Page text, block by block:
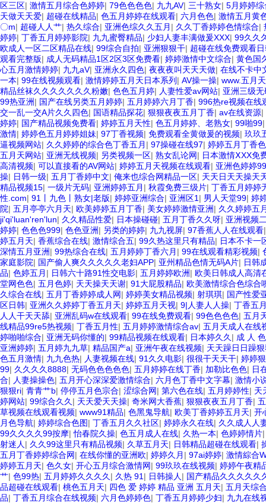
区三区| 激情五月综合色婷婷| 79色色色色| 九九AV| 三十熟女| 5月婷婷综
天做天天爱| 超碰在线精品| 色五月婷婷在线观看| 六月色色| 激情五月黄
〇m| 超碰人人艹| 热久综合| 亚洲色综久久五月 | 久久丁香婷婷色情综合|
婷婷| 丁香五月婷婷影院| 九九蜜臀精品| 少妇人妻丰满做爰XXX| 99久久
欧成人一区二区精品在线| 99综合自拍| 亚洲狠狠干| 超碰在线免费观看
观看完整版| 成人无码精品1区2区3区免费看| 婷婷激情中文综合| 黄色国
心五月激情婷婷| 九九aV| 亚洲永久四色| 夜夜夜叫天天天做| 在线不卡中
一本| 99在线视频观看| 激情婷婷五月天日本系列 | AV操一操| www.五月
精品丝袜久久久久久久久粉嫩| 色色五月婷| 人妻性爱av网站| 亚洲三级无
99热亚洲| 国产在线另类五月婷婷| 五月婷婷六月丁香| 996热re视频在线
交一乱一交A片久久四色| 国语精品探花| 狠狠夜夜五月丁香| av在线资源|
婷婷| 国产精品视频免费看| 婷婷五月天性| 色五月婷婷、老熟女| 99啪99
激情| 婷婷色五月婷婷姐妹| 97丁香视频| 免费观看全黄做爰的视频| 玖玖
逼视频网站| 久久婷婷的综合色丁香五月 | 97操碰在线97| 婷婷五月丁香
五月天网站| 亚洲无线视频| 另类视频一区| 熟女乱论网| 日本激情ⅩXX免
高清视频| 可以直接看的AV网站| 婷婷五月天视频在线观看| 亚洲色婷婷
操| 日韩一级| 五月丁香婷中文| 俺来也综合网精品一区| 天天日天天操天
精品视频15| 一级片无码| 亚洲婷婷五月 | 秋霞免费三级片| 丁香五月婷婷
性.com| 91丨九色丨熟女|老版| 婷婷亚洲综合| 亚洲区1 | 男人天堂99| 婷
院| 五月亭亭六月天| 欧美婷婷五月丁香| 美女婷婷激情亚洲| 久久婷婷五
ji'qi'luan'ren'lun| 久久精品性爱| 日本操碰碰| 五月丁香久久呀| 亚洲视频
婷婷| 色色色999| 色色亚洲| 另类的婷婷| 九九视屏| 97香蕉人人在线观看
婷五月天| 香蕉综合在线| 激情综合五| 99久热这里只有精品| 日本不卡一
深情五月亚洲| 99热综合在线| 五月婷婷丁香六月 | 99在线观看精彩视频|
家庭影院| 国产偷人爽久久久久久老妇APP| 亚州精品色情无码A片| 日韩
品| 色婷五月 | 日韩六十路91性交电影| 五月婷婷欧洲| 欧美日韩成人高清
堂网色色| 五月色婷| 天天操天天谢| 91大屁股精品| 欧美激情综合色综合
久综合在线| 五月丁香婷婷成人网| 婷婷美女精品视频| 射琪琪| 国产性爱
区日韩| 亚洲久久婷婷丁香五月天| 婷婷五月天视| 9|人妻人人操| 丁香五
人人干天天舔| 亚洲乱码w在线观看| 99在线免费观看| 99色色色色| 五月
线精品99re5热视频| 丁香五月性| 五月婷婷激情综合av| 五月天成人在线
婷啪啪综合| 亚洲无码你懂的| 99精品视频在线观看| 日本婷久久 | 成 人
亚洲婷婷| 五月婷九九草| 精品国产a| 亚洲午夜在线视频| 天天躁日日躁
色五月激情| 九九色热| 人妻视频在线| 91久久电影| 很很干天天干| 婷婷
99| 久久久久8888| 无码色色色色色| 五月婷婷在线丁香| 加勒比色色| 日
合| 人妻操操色| 五月开心深深爱激情综合| 六月色丁香中文字幕| 激情小
狠狠ri| 青青艹b| 停停五月色宗合| 涩综合网| 第六色在线| 五月婷婷性| 天
婷网站| 99综合久久 | 天天爱天天操| 奇米网大香蕉| 狠狠夜夜五月丁香|
草视频在线观看视频| www91精品| 色黑鬼导航| 欧美丁香婷婷五月天| 开
月色导航| 婷婷综合色图| 丁香五月久久社区| 婷婷永久在线| 久久成人人
99久久久久99按摩|怡春院久操| 色五月成人在线| 久热一本| 色婷婷情片
射迷人 | 久久99这里只有精品视频| 久草五月天| 日韩精品超碰在线观看|
五月丁香婷婷综合网| 在线你懂的亚洲欧| 婷婷久月 | 97ai婷婷| 激情綜合
婷婷五月天| 色久女| 开心五月综合激情网| 99玖玖在线视频| 婷婷午夜精
艹| 色99热| 五月婷婷久久久久 | 久热 91 | 日韩操人 | 国产精品久久久久久
品超碰在线观看| 桃色五月天| 四色 爱 婷婷 精品 亚洲 五月天| 五月天综
品| 丁香五月综合在线视频| 六月色婷婷色| 丁香五月婷婷少妇| 九九在线